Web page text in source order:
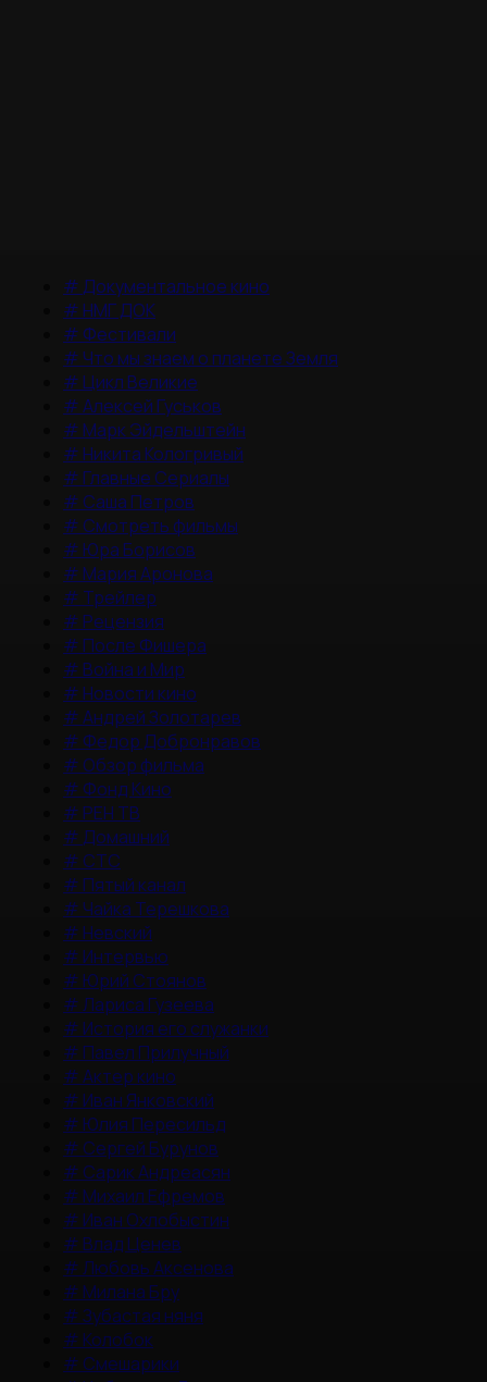
# Документальное кино
# НМГ ДОК
# Фестивали
# Что мы знаем о планете Земля
# Цикл Великие
#Алексей Гуськов
# Марк Эйдельштейн
# Никита Кологривый
# Главные Сериалы
# Саша Петров
# Смотреть фильмы
# Юра Борисов
# Мария Аронова
# Трейлер
# Рецензия
# После Фишера
# Война и Мир
# Новости кино
#Андрей Золотарев
# Федор Добронравов
# Обзор фильма
# Фонд Кино
# РЕН ТВ
# Домашний
# СТС
# Пятый канал
# Чайка Терешкова
# Невский
# Интервью
# Юрий Стоянов
#Лариса Гузеева
# История его служанки
# Павел Прилучный
#Актер кино
# Иван Янковский
# Юлия Пересильд
# Сергей Бурунов
# Сарик Андреасян
# Михаил Ефремов
# Иван Охлобыстин
# Влад Ценев
#Любовь Аксенова
# Милана Бру
#Зубастая няня
# Колобок
# Смешарики